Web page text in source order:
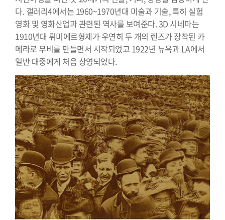
다. 갤러리4에서는 1960~1970년대 미술과 기술, 특히 실험
영화 및 영화산업과 관련된 역사를 보여준다. 3D 시네마는
1910년대 뤼미에르형제가 우연히 두 개의 렌즈가 장착된 카
메라로 무비를 만들면서 시작되었고 1922년 뉴욕과 LA에서
일반 대중에게 처음 상영되었다.